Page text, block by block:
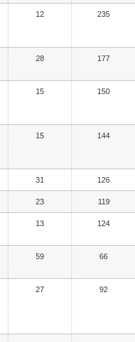
12 235
28 177
15 150
15 144
31 126
23 119
13 124
59 66
27 92